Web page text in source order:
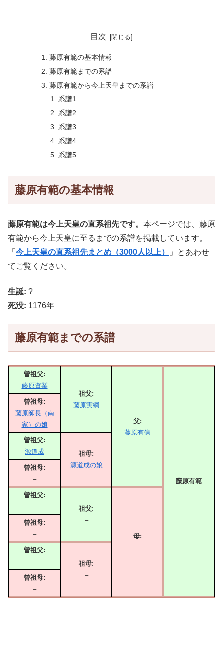
目次
藤原有範の基本情報
藤原有範までの系譜
藤原有範から今上天皇までの系譜
系譜1
系譜2
系譜3
系譜4
系譜5
藤原有範の基本情報
藤原有範は今上天皇の直系祖先です。 本ページでは、藤原
有範から今上天皇に至るまでの系譜を掲載しています。
「 今上天皇の直系祖先まとめ（3000人以上）
」とあわせ
てご覧ください。
生誕: ?
死没: 1176年
藤原有範までの系譜
曽祖父:
藤原資業
祖父:
藤原実綱
父:
藤原有信
藤原有範
曾祖母:
藤原師長（南
家）の娘
曽祖父:
源道成
祖母:
源道成の娘
曾祖母:
–
曽祖父:
–
祖父:
–
母:
–
曾祖母:
–
曽祖父:
–
祖母:
–
曾祖母:
–